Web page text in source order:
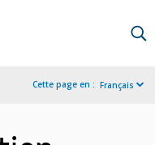
Cette page en : Français